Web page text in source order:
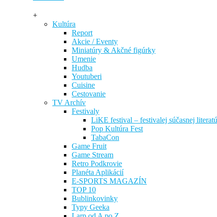
+
Kultúra
Report
Akcie / Eventy
Miniatúry & Akčné figúrky
Umenie
Hudba
Youtuberi
Cuisine
Cestovanie
TV Archív
Festivaly
LiKE festival – festivalej súčasnej
Pop Kultúra Fest
TabaCon
Game Fruit
Game Stream
Retro Podkrovie
Planéta Aplikácií
E-SPORTS MAGAZÍN
TOP 10
Bublinkovinky
Typy Geeka